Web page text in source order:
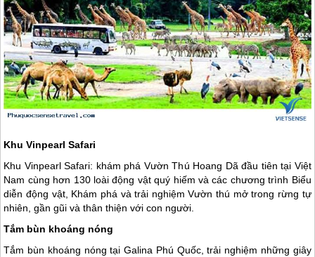
Khu Vinpearl Safari
Khu Vinpearl Safari: khám phá Vườn Thú Hoang Dã đầu tiên tại Việt
Nam cùng hơn 130 loài động vật quý hiếm và các chương trình Biểu
diễn động vật, Khám phá và trải nghiệm Vườn thú mở trong rừng tự
nhiên, gần gũi và thân thiện với con người.
Tắm bùn khoáng nóng
Tắm bùn khoáng nóng tại Galina Phú Quốc, trải nghiệm những giây